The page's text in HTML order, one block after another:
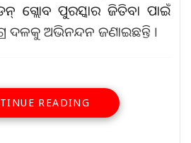
ଗ୍ଲୋବ ପୁରସ୍କାର ଜିତିବା ପାଇଁ
ଅଭିନନ୍ଦନ ଜଣାଇଛନ୍ତି ।
ବସ୍ତା ମୁଖ୍ୟରାସ୍ତା
READING